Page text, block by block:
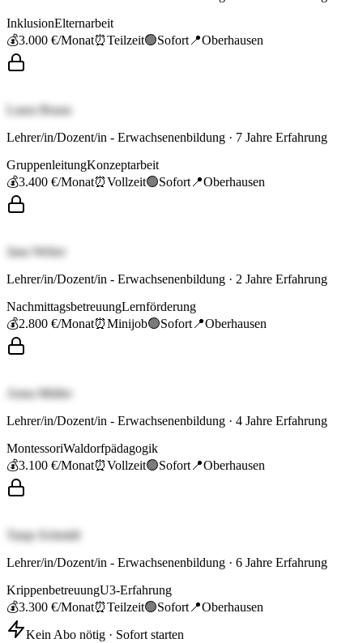
InklusionElternarbeit
💰3.000 €/Monat⏰Teilzeit🟢Sofort 📍Oberhausen
Laura Braun
Lehrer/in/Dozent/in - Erwachsenenbildung · 7 Jahre Erfahrung
GruppenleitungKonzeptarbeit
💰3.400 €/Monat⏰Vollzeit🟢Sofort 📍Oberhausen
Jana Weber
Lehrer/in/Dozent/in - Erwachsenenbildung · 2 Jahre Erfahrung
NachmittagsbetreuungLernförderung
💰2.800 €/Monat⏰Minijob🟢Sofort 📍Oberhausen
Anna Müller
Lehrer/in/Dozent/in - Erwachsenenbildung · 4 Jahre Erfahrung
MontessoriWaldorfpädagogik
💰3.100 €/Monat⏰Vollzeit🟢Sofort 📍Oberhausen
Tanja Schmidt
Lehrer/in/Dozent/in - Erwachsenenbildung · 6 Jahre Erfahrung
KrippenbetreuungU3-Erfahrung
💰3.300 €/Monat⏰Teilzeit🟢Sofort 📍Oberhausen
Kein Abo nötig · Sofort starten